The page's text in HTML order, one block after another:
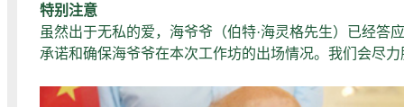
特别注意
虽然出于无私的爱，海爷爷（伯特·海灵格先生）已经答
承诺和确保海爷爷在本次工作坊的出场情况。我们会尽